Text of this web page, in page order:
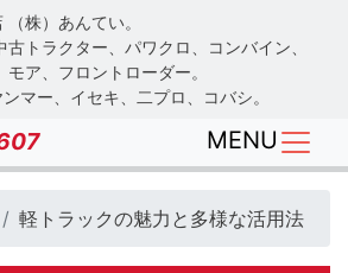
Skip
to
main
content
株）あんてい。
トラクター、パワクロ、コンバイン、
ア、フロントローダー。
マー、イセキ、二プロ、コバシ。
MENU
軽トラックの魅力と多様な活用法